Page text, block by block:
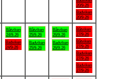
20/9-26
Badviken
20/9-26
Båtviken
24/9-26
Badviken
24/9-26
Båtviken
25/9-26
Badviken
25/9-26
Båtviken
26/9-26
Badviken
26/9-26
Båtviken
27/9-26
Båtviken
27/9-26
Badviken
27/9-26
Badviken
27/9-26